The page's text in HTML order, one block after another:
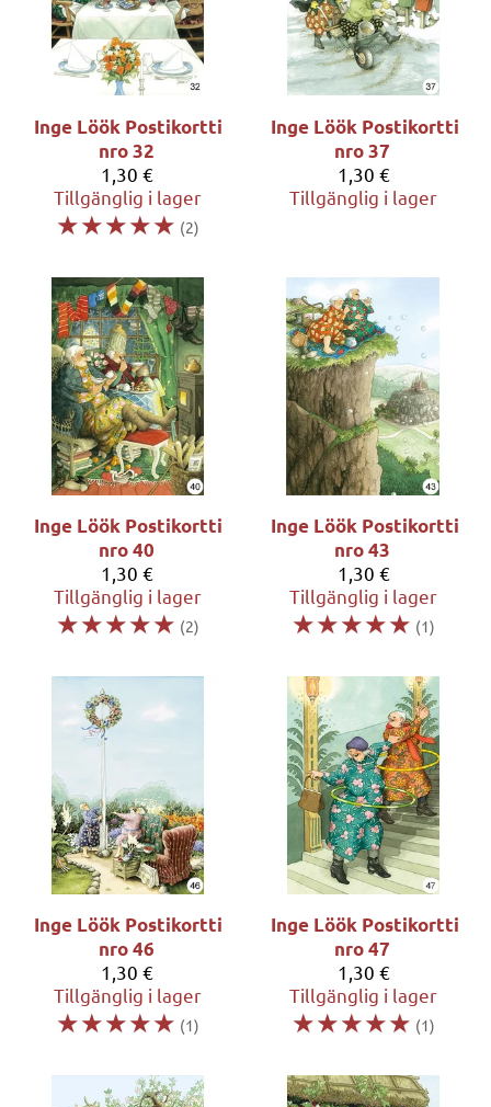
Inge Löök Postikortti
nro 32
1,30 €
Tillgänglig i lager
☆☆☆☆☆ (2)
Inge Löök Postikortti
nro 37
1,30 €
Tillgänglig i lager
Inge Löök Postikortti
nro 40
1,30 €
Tillgänglig i lager
☆☆☆☆☆ (2)
Inge Löök Postikortti
nro 43
1,30 €
Tillgänglig i lager
☆☆☆☆☆ (1)
Inge Löök Postikortti
nro 46
1,30 €
Tillgänglig i lager
☆☆☆☆☆ (1)
Inge Löök Postikortti
nro 47
1,30 €
Tillgänglig i lager
☆☆☆☆☆ (1)